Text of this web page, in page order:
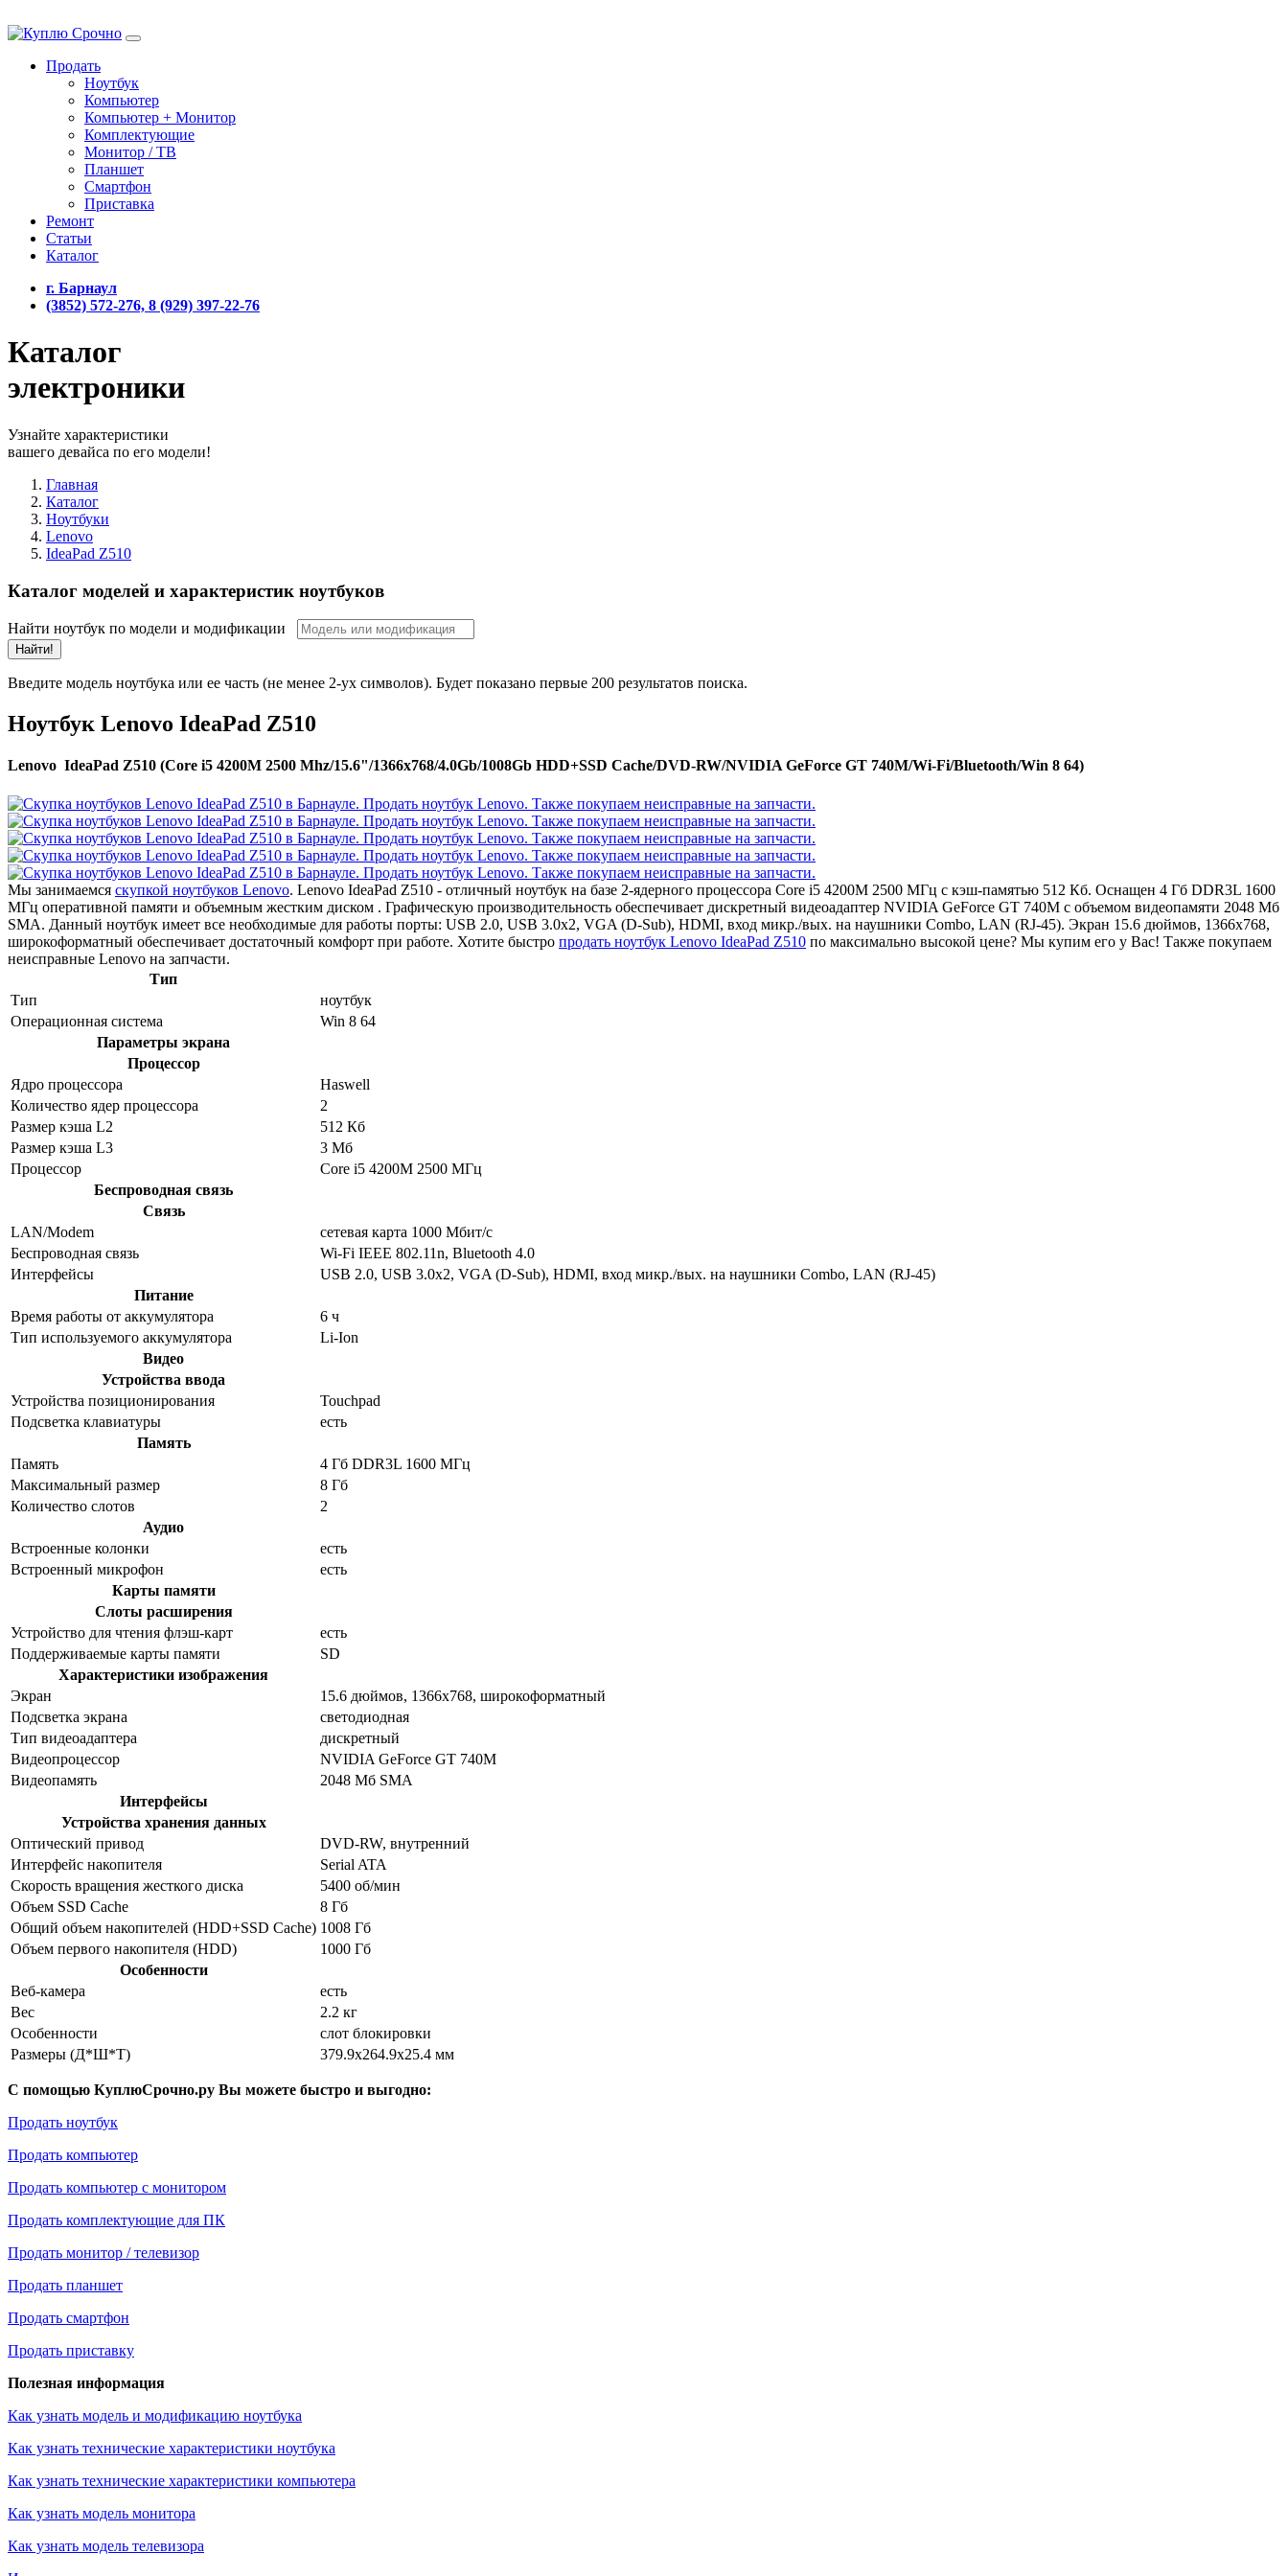
Продать
Ноутбук
Компьютер
Компьютер + Монитор
Комплектующие
Монитор / ТВ
Планшет
Смартфон
Приставка
Ремонт
Статьи
Каталог
г. Барнаул
(3852) 572-276, 8 (929) 397-22-76
Каталог
электроники
Узнайте характеристики
вашего девайса по его модели!
Главная
Каталог
Ноутбуки
Lenovo
IdeaPad Z510
Каталог моделей и характеристик ноутбуков
Найти ноутбук по модели и модификации
Найти!
Введите модель ноутбука или ее часть (не менее 2-ух символов). Будет показано первые 200 результатов поиска.
Ноутбук Lenovo IdeaPad Z510
Lenovo IdeaPad Z510 (Core i5 4200M 2500 Mhz/15.6"/1366x768/4.0Gb/1008Gb HDD+SSD Cache/DVD-RW/NVIDIA GeForce GT 740M/Wi-Fi/Bluetooth/Win 8 64)
Мы занимаемся скупкой ноутбуков Lenovo. Lenovo IdeaPad Z510 - отличный ноутбук на базе 2-ядерного процессора Core i5 4200M 2500 МГц с кэш-памятью 512 Кб. Оснащен 4 Гб DDR3L 1600
МГц оперативной памяти и объемным жестким диском . Графическую производительность обеспечивает дискретный видеоадаптер NVIDIA GeForce GT 740M с объемом видеопамяти 2048 Мб
SMA. Данный ноутбук имеет все необходимые для работы порты: USB 2.0, USB 3.0x2, VGA (D-Sub), HDMI, вход микр./вых. на наушники Combo, LAN (RJ-45). Экран 15.6 дюймов, 1366x768,
широкоформатный обеспечивает достаточный комфорт при работе. Хотите быстро продать ноутбук Lenovo IdeaPad Z510 по максимально высокой цене? Мы купим его у Вас! Также покупаем
неисправные Lenovo на запчасти.
Тип
Тип
ноутбук
Операционная система
Win 8 64
Параметры экрана
Процессор
Ядро процессора
Haswell
Количество ядер процессора
2
Размер кэша L2
512 Кб
Размер кэша L3
3 Мб
Процессор
Core i5 4200M 2500 МГц
Беспроводная связь
Связь
LAN/Modem
сетевая карта 1000 Мбит/c
Беспроводная связь
Wi-Fi IEEE 802.11n, Bluetooth 4.0
Интерфейсы
USB 2.0, USB 3.0x2, VGA (D-Sub), HDMI, вход микр./вых. на наушники Combo, LAN (RJ-45)
Питание
Время работы от аккумулятора
6 ч
Тип используемого аккумулятора
Li-Ion
Видео
Устройства ввода
Устройства позиционирования
Touchpad
Подсветка клавиатуры
есть
Память
Память
4 Гб DDR3L 1600 МГц
Максимальный размер
8 Гб
Количество слотов
2
Аудио
Встроенные колонки
есть
Встроенный микрофон
есть
Карты памяти
Слоты расширения
Устройство для чтения флэш-карт
есть
Поддерживаемые карты памяти
SD
Характеристики изображения
Экран
15.6 дюймов, 1366x768, широкоформатный
Подсветка экрана
светодиодная
Тип видеоадаптера
дискретный
Видеопроцессор
NVIDIA GeForce GT 740M
Видеопамять
2048 Мб SMA
Интерфейсы
Устройства хранения данных
Оптический привод
DVD-RW, внутренний
Интерфейс накопителя
Serial ATA
Скорость вращения жесткого диска
5400 об/мин
Объем SSD Cache
8 Гб
Общий объем накопителей (HDD+SSD Cache) 1008 Гб
Объем первого накопителя (HDD)
1000 Гб
Особенности
Веб-камера
есть
Вес
2.2 кг
Особенности
слот блокировки
Размеры (Д*Ш*Т)
379.9x264.9x25.4 мм
С помощью КуплюСрочно.ру Вы можете быстро и выгодно:
Продать ноутбук
Продать компьютер
Продать компьютер с монитором
Продать комплектующие для ПК
Продать монитор / телевизор
Продать планшет
Продать смартфон
Продать приставку
Полезная информация
Как узнать модель и модификацию ноутбука
Как узнать технические характеристики ноутбука
Как узнать технические характеристики компьютера
Как узнать модель монитора
Как узнать модель телевизора